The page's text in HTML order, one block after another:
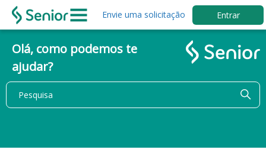
Envie uma solicitação Entrar
Olá, como podemos te
ajudar?